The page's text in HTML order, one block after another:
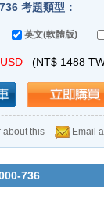
考題類型：
英文(軟體版)
USD (NT$ 1488
about this Email
736